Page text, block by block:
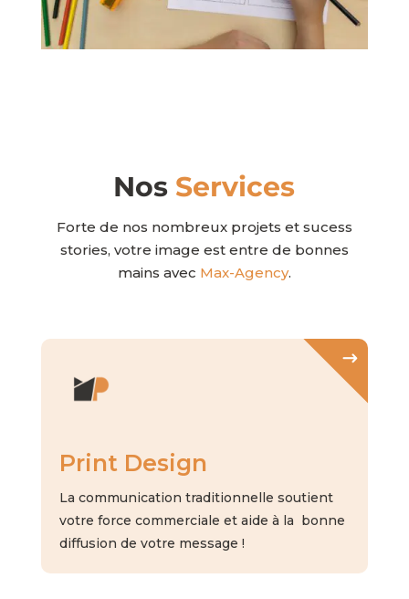
Nos Services
Forte de nos nombreux projets et sucess
stories, votre image est entre de bonnes
mains avec Max-Agency.
Print Design
La communication traditionnelle soutient
votre force commerciale et aide à la bonne
diffusion de votre message !